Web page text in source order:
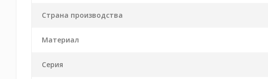
Страна производства
Материал
Серия